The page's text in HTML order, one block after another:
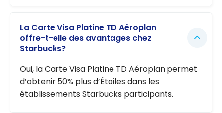
La Carte Visa Platine TD Aéroplan
offre-t-elle des avantages chez
Starbucks?
Oui, la Carte Visa Platine TD Aéroplan permet
d’obtenir 50% plus d’Étoiles dans les
établissements Starbucks participants.